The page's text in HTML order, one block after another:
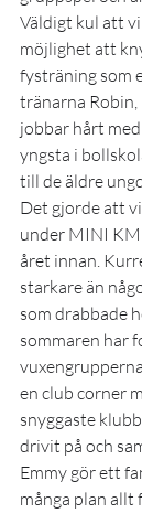
Väldigt kul att
möjlighet att
fysträning som
tränarna Robin,
jobbar hårt
yngsta i
till de äldre
Det gjorde att
under MINI
året innan.
starkare än
som drabbade
sommaren har
en club corner
snyggaste
drivit på och
Emmy gör ett
många plan allt